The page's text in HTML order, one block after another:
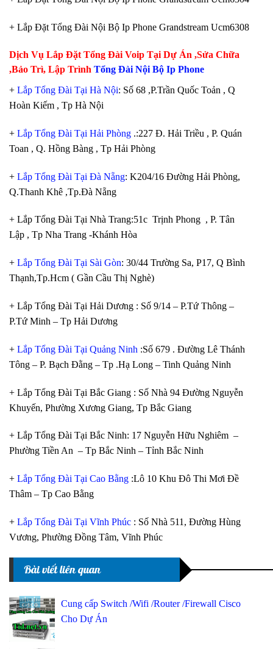
+ Lắp Đặt Tổng Đài Nội Bộ Ip Phone Grandstream Ucm6308
Dịch Vụ Lắp Đặt Tổng Đài Voip Tại Dự Án ,Sửa Chữa
,Bảo Trì, Lập Trình Tổng Đài Nội Bộ Ip Phone
+ Lắp Tổng Đài Tại Hà Nội: Số 68 ,P.Trần Quốc Toản , Q
Hoàn Kiếm , Tp Hà Nội
+ Lắp Tổng Đài Tại Hải Phòng .:227 Đ. Hải Triều , P. Quán
Toan , Q. Hồng Bàng , Tp Hải Phòng
+ Lắp Tổng Đài Tại Đà Nẵng: K204/16 Đường Hải Phòng,
Q.Thanh Khê ,Tp.Đà Nẵng
+ Lắp Tổng Đài Tại Nhà Trang:51c Trịnh Phong , P. Tân
Lập , Tp Nha Trang -Khánh Hòa
+ Lắp Tổng Đài Tại Sài Gòn: 30/44 Trường Sa, P17, Q Bình
Thạnh,Tp.Hcm ( Gần Cầu Thị Nghè)
+ Lắp Tổng Đài Tại Hải Dương : Số 9/14 – P.Tứ Thông –
P.Tứ Minh – Tp Hải Dương
+ Lắp Tổng Đài Tại Quảng Ninh :Số 679 . Đường Lê Thánh
Tông – P. Bạch Đằng – Tp .Hạ Long – Tinh Quảng Ninh
+ Lắp Tổng Đài Tại Bắc Giang : Số Nhà 94 Đường Nguyễn
Khuyến, Phường Xương Giang, Tp Bắc Giang
+ Lắp Tổng Đài Tại Bắc Ninh: 17 Nguyễn Hữu Nghiêm –
Phường Tiền An – Tp Bắc Ninh – Tỉnh Bắc Ninh
+ Lắp Tổng Đài Tại Cao Bằng :Lô 10 Khu Đô Thi Mơi Đề
Thâm – Tp Cao Bằng
+ Lắp Tổng Đài Tại Vĩnh Phúc : Số Nhà 511, Đường Hùng
Vương, Phường Đồng Tâm, Vĩnh Phúc
Bài viết liên quan
Cung cấp Switch /Wifi /Router /Firewall Cisco
Cho Dự Án